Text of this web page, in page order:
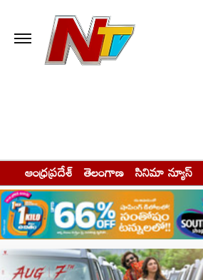
ఆంధ్రప్రదేశ్ తెలంగాణ సినిమా న్యూస్